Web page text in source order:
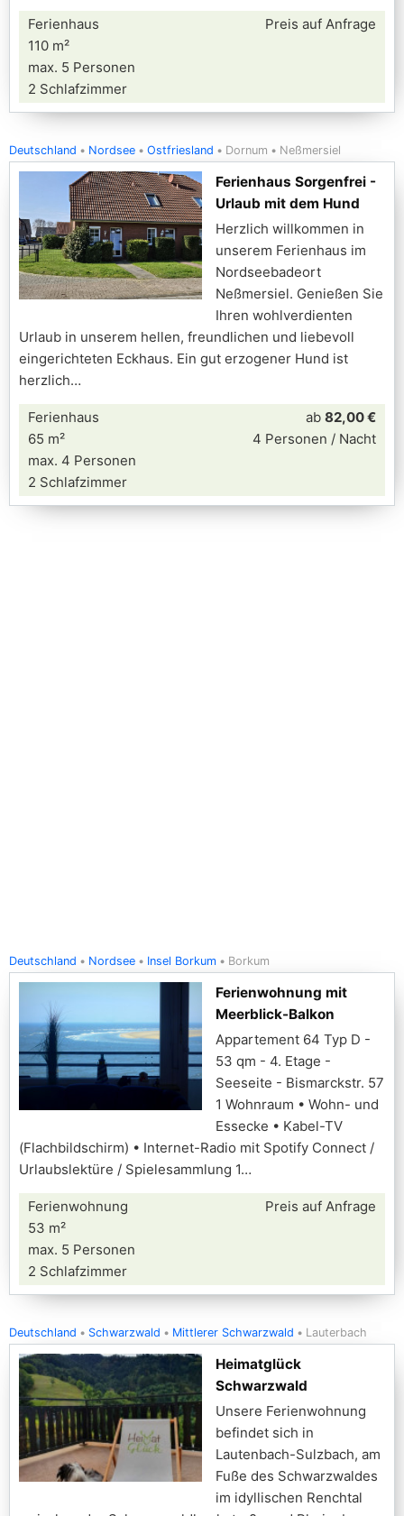
Ferienhaus
110 m²
max. 5 Personen
2 Schlafzimmer
Preis auf Anfrage
Deutschland Nordsee Ostfriesland Dornum Neßmersiel
Ferienhaus Sorgenfrei -
Urlaub mit dem Hund
Herzlich willkommen in
unserem Ferienhaus im
Nordseebadeort
Neßmersiel. Genießen Sie
Ihren wohlverdienten
Urlaub in unserem hellen, freundlichen und liebevoll
eingerichteten Eckhaus. Ein gut erzogener Hund ist
herzlich
Ferienhaus
65 m²
max. 4 Personen
2 Schlafzimmer
ab 82,00 €
4 Personen / Nacht
Deutschland Nordsee Insel Borkum Borkum
Ferienwohnung mit
Meerblick-Balkon
Appartement 64 Typ D -
53 qm - 4. Etage -
Seeseite - Bismarckstr. 57
1 Wohnraum • Wohn- und
Essecke • Kabel-TV
(Flachbildschirm) • Internet-Radio mit Spotify Connect /
Urlaubslektüre / Spielesammlung 1
Ferienwohnung
53 m²
max. 5 Personen
2 Schlafzimmer
Preis auf Anfrage
Deutschland Schwarzwald Mittlerer Schwarzwald Lauterbach
Heimatglück
Schwarzwald
Unsere Ferienwohnung
befindet sich in
Lautenbach-Sulzbach, am
Fuße des Schwarzwaldes
im idyllischen Renchtal